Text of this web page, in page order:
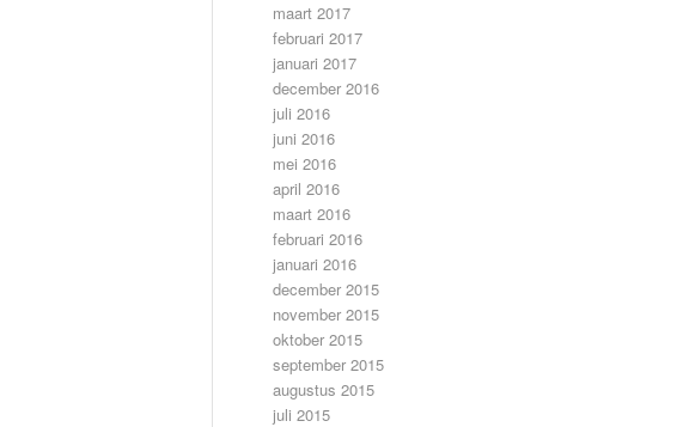
maart 2017
februari 2017
januari 2017
december 2016
juli 2016
juni 2016
mei 2016
april 2016
maart 2016
februari 2016
januari 2016
december 2015
november 2015
oktober 2015
september 2015
augustus 2015
juli 2015